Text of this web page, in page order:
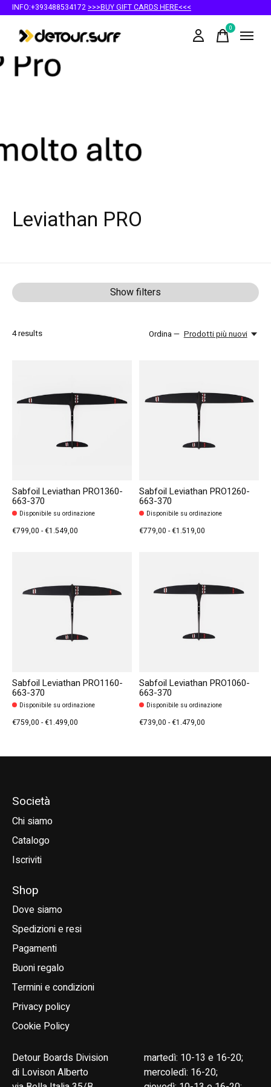
INFO:+393488534172 >>>BUY GIFT CARDS HERE<<<
0items
Leviathan PRO
Show filters
4results Ordina — Prodotti più nuovi
Sabfoil Leviathan PRO1360-
663-370
Disponibile su ordinazione
€799,00 - €1.549,00
Sabfoil Leviathan PRO1260-
663-370
Disponibile su ordinazione
€779,00 - €1.519,00
Sabfoil Leviathan PRO1160-
663-370
Disponibile su ordinazione
€759,00 - €1.499,00
Sabfoil Leviathan PRO1060-
663-370
Disponibile su ordinazione
€739,00 - €1.479,00
Società
Chi siamo
Catalogo
Iscriviti
Shop
Dove siamo
Spedizioni e resi
Pagamenti
Buoni regalo
Termini e condizioni
Privacy policy
Cookie Policy
Detour Boards Division
di Lovison Alberto
martedì: 10-13 e 16-20;
mercoledì: 16-20;